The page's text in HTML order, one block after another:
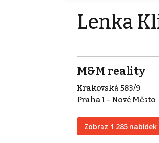
Lenka
M&M reality
Krakovská 583/9
Praha 1 - Nové Město
Zobraz 1 285 nabídek